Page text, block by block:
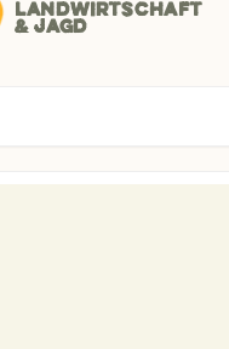
LANDWIRTSCHAFT
& JAGD